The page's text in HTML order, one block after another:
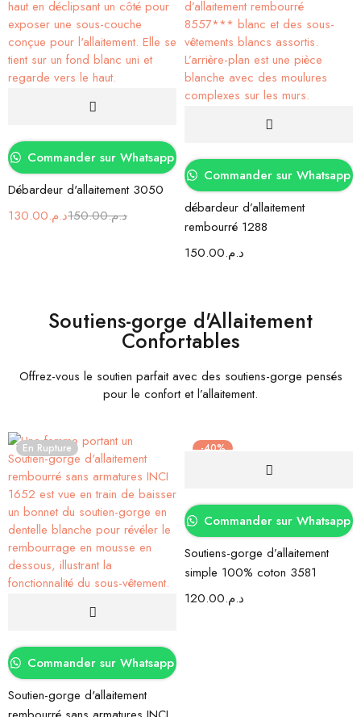
Commander sur Whatsapp
Débardeur d'allaitement 3050
د.م.150.00د.م.130.00
Commander sur Whatsapp
débardeur d’allaitement
rembourré 1288
د.م.150.00
Soutiens-gorge d'Allaitement
Confortables
Offrez-vous le soutien parfait avec des soutiens-gorge pensés
pour le confort et l’allaitement.
En Rupture
Commander sur Whatsapp
Soutien-gorge d'allaitement
-40%
Commander sur Whatsapp
Soutiens-gorge d’allaitement
simple 100% coton 3581
د.م.120.00